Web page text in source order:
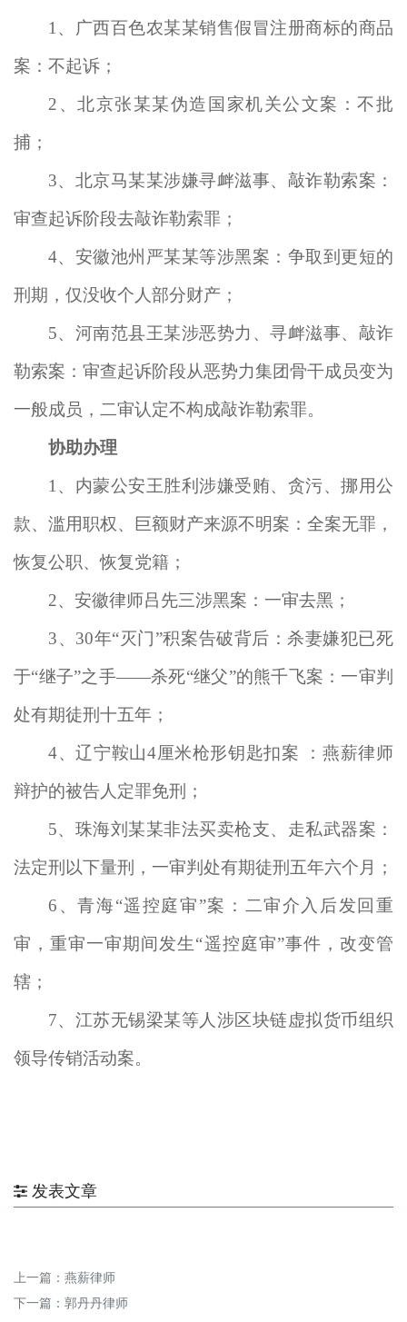
1 、广西百色农某某销售假冒注册商标的商品
案：不起诉；
2 、北京张某某伪造国家机关公文案：不批
捕；
3、北京马某某涉嫌寻衅滋事、敲诈勒索案：
审查起诉阶段去敲诈勒索罪；
4、安徽池州严某某等涉黑案：争取到更短的
刑期，仅没收个人部分财产；
5、河南范县王某涉恶势力、寻衅滋事、敲诈
勒索案：审查起诉阶段从恶势力集团骨干成员变为
一般成员，二审认定不构成敲诈勒索罪。
协助办理
1 、内蒙公安王胜利涉嫌受贿、贪污、挪用公
款、滥用职权、巨额财产来源不明案：全案无罪，
恢复公职、恢复党籍；
2、安徽律师吕先三涉黑案：一审去黑；
3、30年“灭门”积案告破背后：杀妻嫌犯已死
于“继子”之手——杀死“继父”的熊千飞案：一审判
处有期徒刑十五年；
4、辽宁鞍山4厘米枪形钥匙扣案 ：燕薪律师
辩护的被告人定罪免刑；
5、珠海刘某某非法买卖枪支、走私武器案：
法定刑以下量刑，一审判处有期徒刑五年六个月；
6 、青海“遥控庭审”案：二审介入后发回重
审，重审一审期间发生“遥控庭审”事件，改变管
辖；
7、江苏无锡梁某等人涉区块链虚拟货币组织
领导传销活动案。
发表文章
上一篇： 燕薪律师
下一篇： 郭丹丹律师